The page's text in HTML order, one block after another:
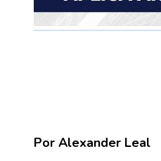
Por Alexander Leal